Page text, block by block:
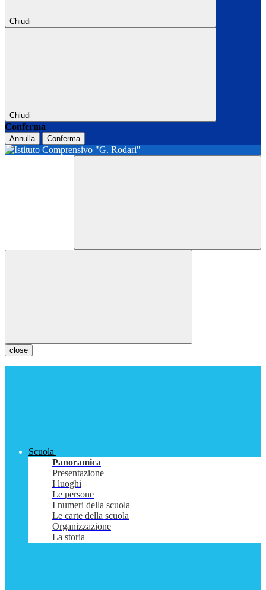
Chiudi
Chiudi
Conferma
Annulla Conferma
close
Scuola
Panoramica
Presentazione
I luoghi
Le persone
I numeri della scuola
Le carte della scuola
Organizzazione
La storia